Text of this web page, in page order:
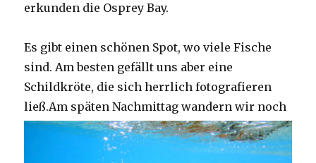
erkunden die Osprey Bay.
Es gibt einen schönen Spot, wo viele Fische
sind. Am besten gefällt uns aber eine
Schildkröte, die sich herrlich fotografieren
ließ.Am späten Nachmittag wandern wir noch